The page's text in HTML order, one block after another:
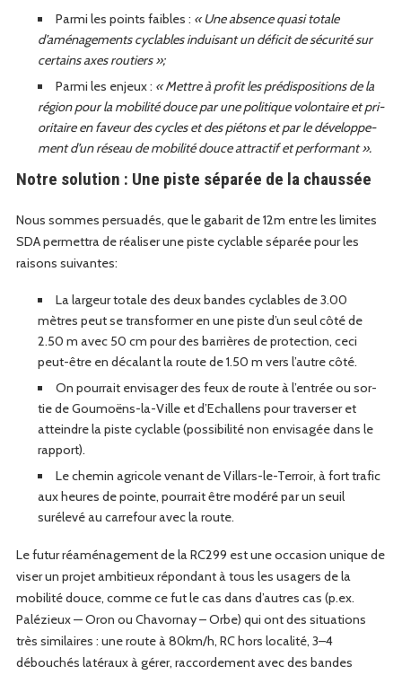
Par­mi les points faibles : « Une absence qua­si totale
d’aménagements cyclables induisant un déficit de sécu­rité sur
cer­tains axes routiers »;
Par­mi les enjeux : « Met­tre à prof­it les prédis­po­si­tions de la
région pour la mobil­ité douce par une poli­tique volon­taire et pri­
or­i­taire en faveur des cycles et des pié­tons et par le développe­
ment d’un réseau de mobil­ité douce attrac­t­if et performant ».
Notre solution : Une piste séparée de la chaussée
Nous sommes per­suadés, que le gabar­it de 12m entre les lim­ites
SDA per­me­t­tra de réalis­er une piste cyclable séparée pour les
raisons suivantes:
La largeur totale des deux ban­des cyclables de 3.00
mètres peut se trans­former en une piste d’un seul côté de
2.50 m avec 50 cm pour des bar­rières de pro­tec­tion, ceci
peut-être en décalant la route de 1.50 m vers l’autre côté.
On pour­rait envis­ager des feux de route à l’en­trée ou sor­
tie de Goumoëns-la-Ville et d’Echal­lens pour tra­vers­er et
attein­dre la piste cyclable (pos­si­bil­ité non envis­agée dans le
rapport).
Le chemin agri­cole venant de Vil­lars-le-Ter­roir, à fort traf­ic
aux heures de pointe, pour­rait être mod­éré par un seuil
surélevé au car­refour avec la route.
Le futur réamé­nage­ment de la RC299 est une occa­sion unique de
vis­er un pro­jet ambitieux répon­dant à tous les usagers de la
mobil­ité douce, comme ce fut le cas dans d’autres cas (p.ex.
Palézieux — Oron ou Cha­vor­nay – Orbe) qui ont des sit­u­a­tions
très sim­i­laires : une route à 80km/h, RC hors local­ité, 3–4
débouchés latéraux à gér­er, rac­corde­ment avec des ban­des